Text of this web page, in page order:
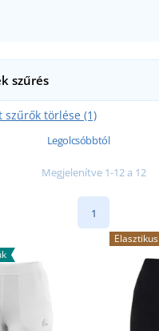
szűrés
szűrők törlése (1)
Legolcsóbbtól
Megjelenítve 1-12 a 12
1
Elasztikus